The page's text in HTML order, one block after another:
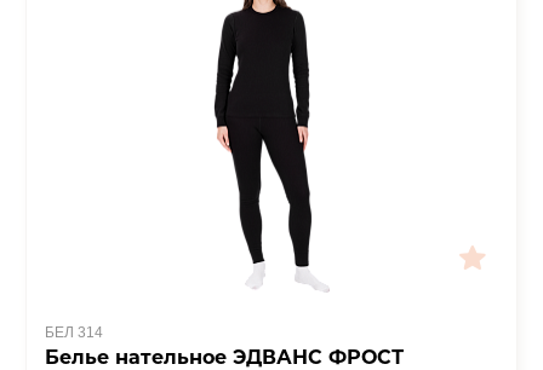
БЕЛ 314
Белье нательное ЭДВАНС ФРОСТ